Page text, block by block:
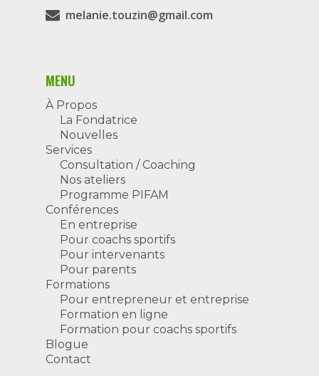
melanie.touzin@gmail.com
MENU
À Propos
La Fondatrice
Nouvelles
Services
Consultation / Coaching
Nos ateliers
Programme PIFAM
Conférences
En entreprise
Pour coachs sportifs
Pour intervenants
Pour parents
Formations
Pour entrepreneur et entreprise
Formation en ligne
Formation pour coachs sportifs
Blogue
Contact